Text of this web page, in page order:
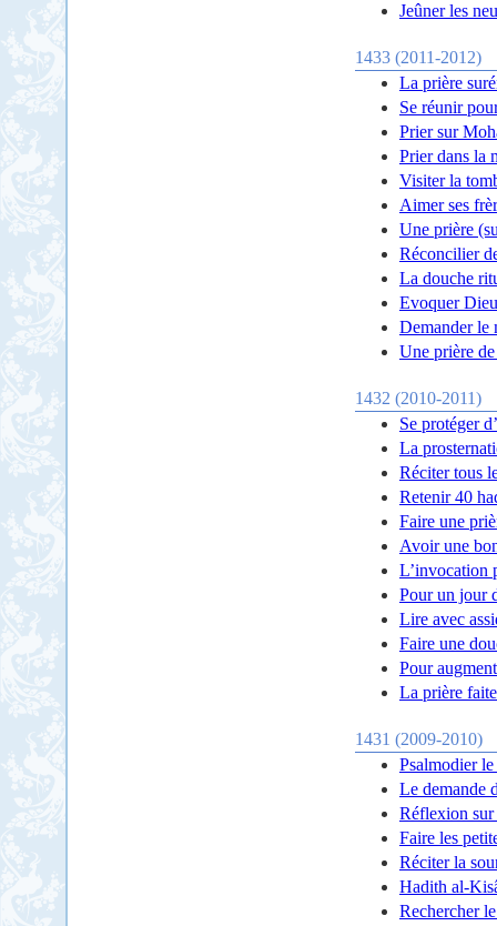
Jeûner les
1433 (2011-2012)
La prière
Se réunir
Prier sur
Prier dans la
Visiter la
Aimer ses
Une prière
Réconcilier
La douche
Evoquer Dieu
Demander le
Une prière
1432 (2010-2011)
Se protéger
La
Réciter tous
Retenir 40
Faire une
Avoir une
L’invocation
Pour un jour
Lire avec
Faire une
Pour
La prière
1431 (2009-2010)
Psalmodier
Le demande
Réflexion
Faire les
Réciter la
Hadith al-
Rechercher